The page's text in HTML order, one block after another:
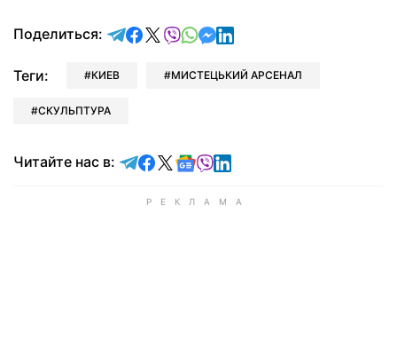
Поделиться: отправить в Telegram
поделиться в Facebook
поделиться в X
отправить в Viber
отправить в Whatsapp
отправить в Messenger
отправить в LinkedIn
Теги: КИЕВ МИСТЕЦЬКИЙ АРСЕНАЛ
СКУЛЬПТУРА
Читайте нас в: Читайте в Telegram
Читайте в Facebook
Читайте в X
Читайте в Google news
Читайте в Viber
Читайте в LinkedIn